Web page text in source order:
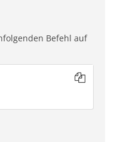
Befehl auf